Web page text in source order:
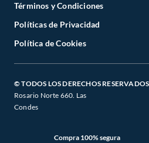
Términos y Condiciones
Políticas de Privacidad
Política de Cookies
© TODOS LOS DERECHOS
Rosario Norte 660. Las
Condes
Compra 100% segura